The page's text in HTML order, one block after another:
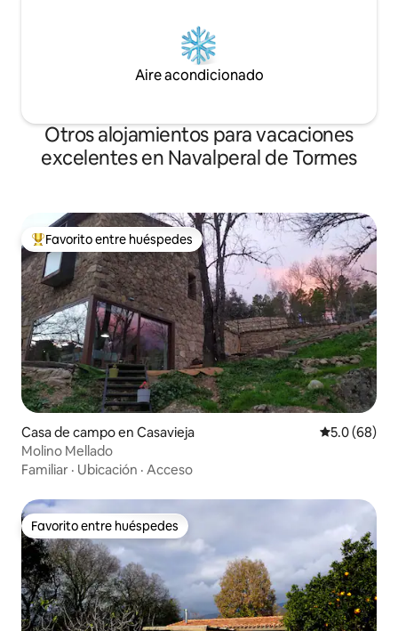
Aire acondicionado
Otros alojamientos para vacaciones
excelentes en Navalperal de Tormes
Favorito entre huéspedes preferido
Favorito entre huéspedes
Casa de campo en Casavieja Calificación
5.0 (68)
Molino Mellado
Familiar · Ubicación · Acceso
Favorito entre huéspedes
Favorito entre huéspedes